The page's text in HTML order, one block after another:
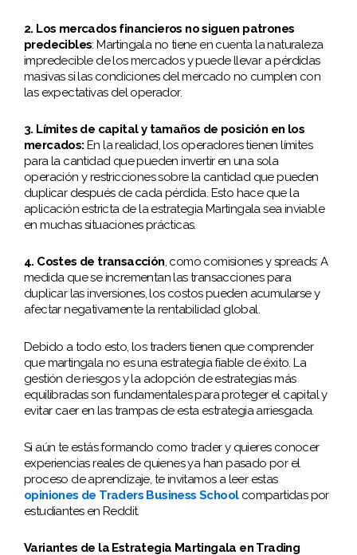
2. Los mercados financieros no siguen patrones
predecibles: Martingala no tiene en cuenta la naturaleza
impredecible de los mercados y puede llevar a pérdidas
masivas si las condiciones del mercado no cumplen con
las expectativas del operador.
3. Límites de capital y tamaños de posición en los
mercados: En la realidad, los operadores tienen límites
para la cantidad que pueden invertir en una sola
operación y restricciones sobre la cantidad que pueden
duplicar después de cada pérdida. Esto hace que la
aplicación estricta de la estrategia Martingala sea inviable
en muchas situaciones prácticas.
4. Costes de transacción, como comisiones y spreads: A
medida que se incrementan las transacciones para
duplicar las inversiones, los costos pueden acumularse y
afectar negativamente la rentabilidad global.
Debido a todo esto, los traders tienen que comprender
que martingala no es una estrategia fiable de éxito. La
gestión de riesgos y la adopción de estrategias más
equilibradas son fundamentales para proteger el capital y
evitar caer en las trampas de esta estrategia arriesgada.
Si aún te estás formando como trader y quieres conocer
experiencias reales de quienes ya han pasado por el
proceso de aprendizaje, te invitamos a leer estas
opiniones de Traders Business Schoolcompartidas por
estudiantes en Reddit.
Variantes de la Estrategia Martingala en Trading